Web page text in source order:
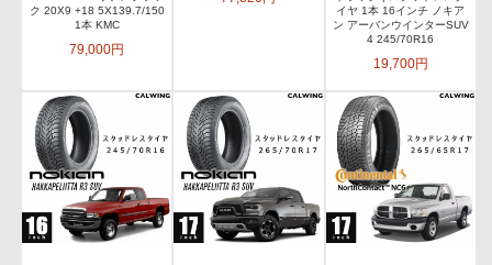
ク 20X9 +18 5X139.7/150
1本 KMC
79,000円
イヤ 1本 16インチ ノキア
ン アーバンウインターSUV
4 245/70R16
19,700円